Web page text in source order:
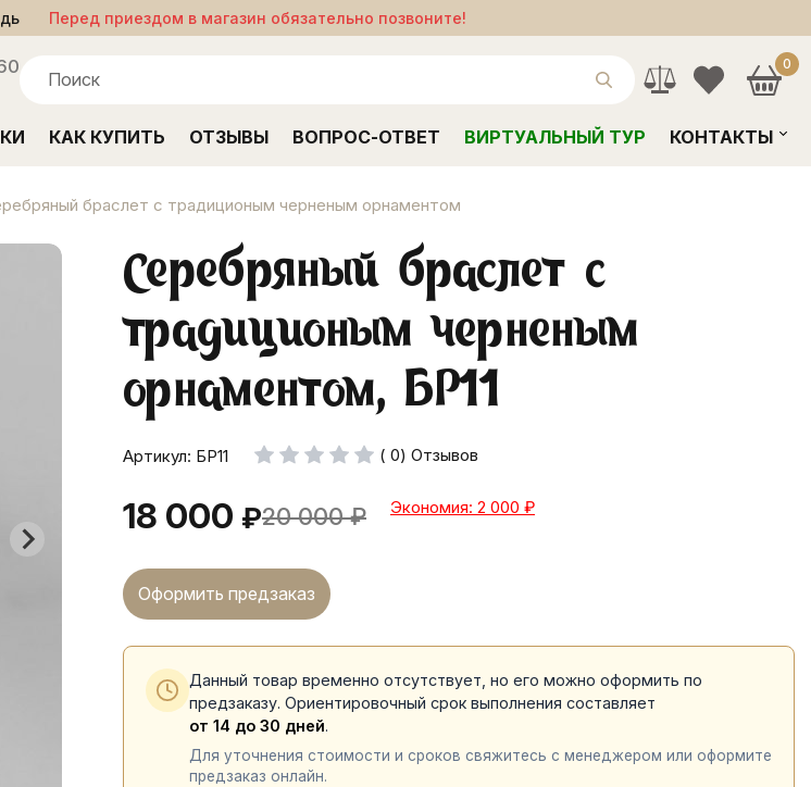
Перед приездом в магазин обязательно позвоните!
0
КАК КУПИТЬ ОТЗЫВЫ ВОПРОС-ОТВЕТ ВИРТУАЛЬНЫЙ ТУР КОНТАКТЫ
браслет с традиционым черненым орнаментом
Серебряный браслет с
традиционым черненым
орнаментом, БР11
Артикул: БР11 ( 0) Отзывов
18 000 ₽20 000 ₽ Экономия: 2 000 ₽
Оформить предзаказ
Данный товар временно отсутствует, но его можно оформить по
предзаказу. Ориентировочный срок выполнения составляет
от 14 до 30 дней.
Для уточнения стоимости и сроков свяжитесь с менеджером или оформите
предзаказ онлайн.